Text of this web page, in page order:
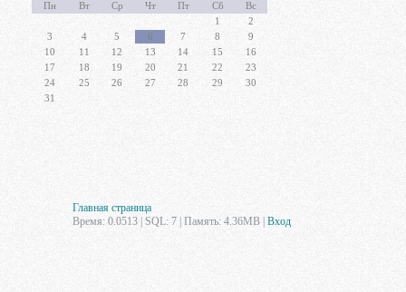
Пн Вт Ср Чт Пт Сб
Вс
1
2
3
4 5 6 7 8
9
10
11 12 13 14 15
16
17
18 19 20 21 22
23
24
25 26 27 28 29
30
31
Главная страница
Время: 0.0513 | SQL: 7 | Память: 4.36MB Вход